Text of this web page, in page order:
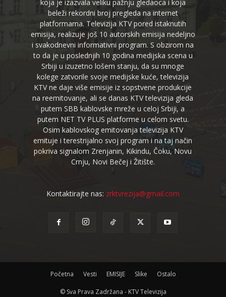
koja je izazvala veliku pažnju gledaoca i koja
beleži rekordni broj pregleda na internet
platformama. Televizija KTV pored istaknutih
emisija, realizuje još 10 autorskih emisija nedeljno
i svakodnevni informativni program. S obzirom na
to da je u poslednjih 10 godina medijska scena u
Srbiji u izuzetno lošem stanju, da su mnoge
kolege zatvorile svoje medijske kuće, televizija
KTV ne daje više emisije iz sopstvene produkcije
na reemitovanje, ali se danas KTV televizija gleda
putem SBB kablovske mreže u celoj Srbiji, a
putem NET TV PLUS platforme u celom svetu.
Osim kablovskog emitovanja televizija KTV
emituje i terestrijalno svoj program i na taj način
pokriva signalom Zrenjanin, Kikindu, Čoku, Novu
Crnju, Novi Bečej i Žitište.
Kontaktirajte nas: zrktvrezija@gmail.com
Početna Vesti EMISIJE Slike Ostalo
© Sva Prava Zadržana - KTV Televizija